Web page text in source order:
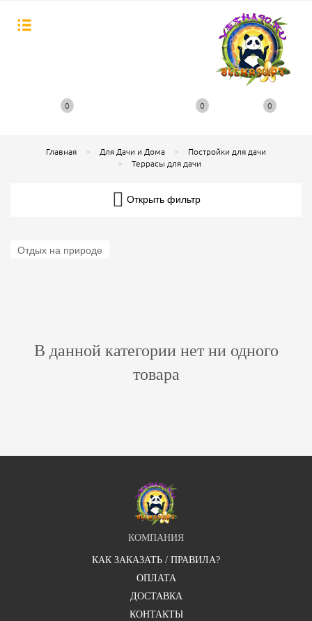
0 0 0
Главная Для Дачи и Дома
Постройки для дачи
Террасы для дачи
Открыть фильтр
Отдых на природе
В данной категории нет ни одного
товара
КОМПАНИЯ
КАК ЗАКАЗАТЬ / ПРАВИЛА?
ОПЛАТА
ДОСТАВКА
КОНТАКТЫ